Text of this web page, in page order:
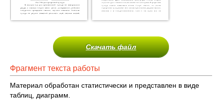
Скачать файл
Фрагмент текста работы
Материал обработан статистически и представлен в виде
таблиц, диаграмм.